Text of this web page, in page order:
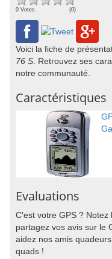
0 Votes (0)
Voici la fiche de
76 S . Retrouvez ses
notre communauté.
Caractéristiques
Evaluations
C'est votre GPS ? Notez
partagez vos avis sur le
aidez nos amis
quads !